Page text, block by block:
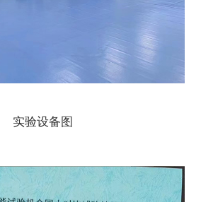
实验设备图